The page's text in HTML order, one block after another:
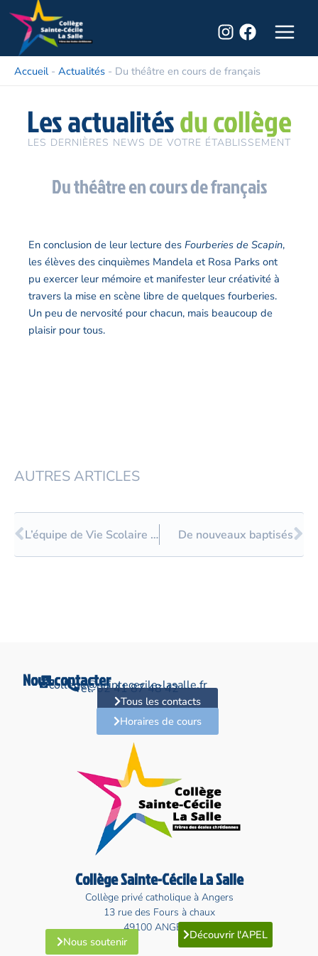
contenu
Menu
Accueil- Actualités - Du théâtre en cours de français
Les actualitésdu collège
LES DERNIÈRES NEWS DE VOTRE ÉTABLISSEMENT
Du théâtre en cours de français
En conclusion de leur lecture des Fourberies de Scapin,
les élèves des cinquièmes Mandela et Rosa Parks ont
pu exercer leur mémoire et manifester leur créativité à
travers la mise en scène libre de quelques fourberies.
Un peu de nervosité pour chacun, mais beaucoup de
plaisir pour tous.
AUTRES ARTICLES
Précédent
L’équipe de Vie Scolaire se forme ! De nouveaux baptisés
Collège Sainte-Cécile La Salle
Collège privé catholique à Angers
13 rue des Fours à chaux
49100 ANGERS
Nous soutenir Découvrir l'APEL
Nous contacter
college@saintececile-lasalle.fr
Tél. 02 41 87 48 42
Tous les contacts
Horaires de cours